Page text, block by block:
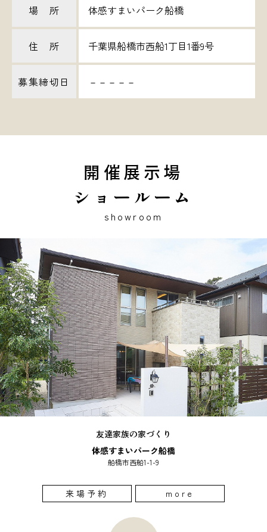
場 所 体感すまいパーク船橋
住 所 千葉県船橋市西船1丁目1番9号
募集締切日 －－－－－
開催展示場
ショールーム
showroom
友達家族の家づくり
体感すまいパーク船橋
船橋市西船1-1-9
来場予約 more